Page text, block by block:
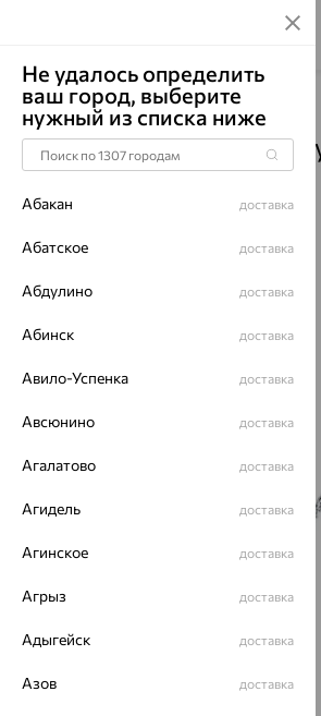
Главная Каталог Колье Перламутр
Колье, серебро,
02303-1
Артикул:
Не удалось определить
ваш город, выберите
нужный из списка ниже
Абакан доставка
Абатское доставка
Абдулино доставка
Абинск доставка
Авило-Успенка доставка
Авсюнино доставка
Агалатово доставка
Агидель доставка
Агинское доставка
Агрыз доставка
Адыгейск доставка
Азов доставка